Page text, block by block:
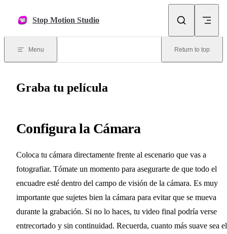
Stop Motion Studio
Menu Return to top
Graba tu película
Configura la Cámara
Coloca tu cámara directamente frente al escenario que vas a
fotografiar. Tómate un momento para asegurarte de que todo el
encuadre esté dentro del campo de visión de la cámara. Es muy
importante que sujetes bien la cámara para evitar que se mueva
durante la grabación. Si no lo haces, tu video final podría verse
entrecortado y sin continuidad. Recuerda, cuanto más suave sea el